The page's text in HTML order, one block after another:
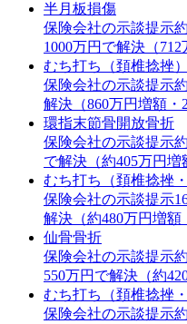
半月板損傷
保険会社の示談提示
1000万円で解決（712
むち打ち（頚椎捻挫）
保険会社の示談提示
解決（860万円増額・
環指末節骨開放骨折
保険会社の示談提示
で解決（約405万円増
むち打ち（頚椎捻挫
保険会社の示談提示
解決（約480万円増額
仙骨骨折
保険会社の示談提示
550万円で解決（約
むち打ち（頚椎捻挫
保険会社の示談提示